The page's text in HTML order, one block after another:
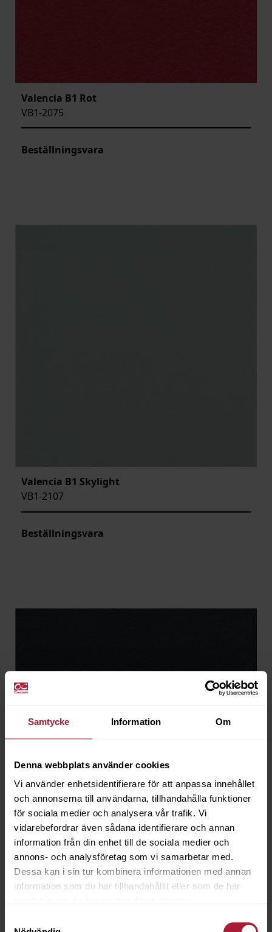
Samtycke Information Om
Denna webbplats använder cookies
Vi använder enhetsidentifierare för att anpassa innehållet
och annonserna till användarna, tillhandahålla funktioner
för sociala medier och analysera vår trafik. Vi
vidarebefordrar även sådana identifierare och annan
information från din enhet till de sociala medier och
annons- och analysföretag som vi samarbetar med.
Dessa kan i sin tur kombinera informationen med annan
information som du har tillhandahållit eller som de har
Valencia B1 Rot
VB1-2075
Beställningsvara
Valencia B1 Skylight
VB1-2107
Beställningsvara
Valencia B1 Night
VB1-2108